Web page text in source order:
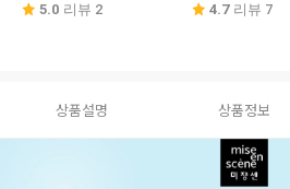
5.0 리뷰 2 4.7 리뷰 7
상품설명 상품정보